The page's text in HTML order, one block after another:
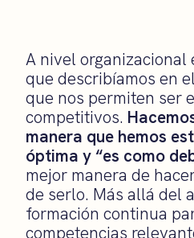
A nivel organizacional
que describíamos en
que nos permiten ser
competitivos.
manera que hemos
óptima y “es como
mejor manera de
de serlo. Más allá del
formación continua
competencias